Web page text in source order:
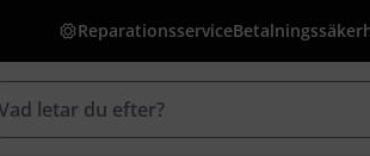
Reparationsservice